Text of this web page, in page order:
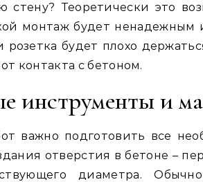
стену? Теоретически это
монтаж будет ненадежным
будет плохо
контакта с бетоном.
инструменты и
важно подготовить все
отверстия в бетоне –
диаметра.